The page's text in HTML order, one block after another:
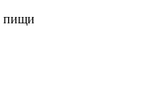
пищи